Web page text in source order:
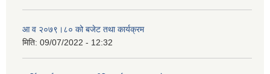
आ व २०७९।८० को बजेट तथा कार्यक्रम
मिति: 09/07/2022 - 12:32